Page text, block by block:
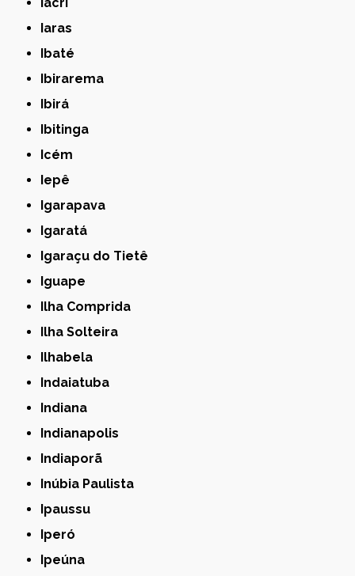
Iaras
Ibaté
Ibirarema
Ibirá
Ibitinga
Icém
Iepê
Igarapava
Igaratá
Igaraçu do Tietê
Iguape
Ilha Comprida
Ilha Solteira
Ilhabela
Indaiatuba
Indiana
Indianapolis
Indiaporã
Inúbia Paulista
Ipaussu
Iperó
Ipeúna